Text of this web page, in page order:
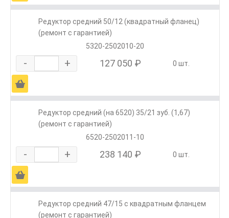
Редуктор средний 50/12 (квадратный фланец)
(ремонт с гарантией)
5320-2502010-20
- + 127 050 ₽ 0 шт.
Ä
Редуктор средний (на 6520) 35/21 зуб. (1,67)
(ремонт с гарантией)
6520-2502011-10
- + 238 140 ₽ 0 шт.
Ä
Редуктор средний 47/15 с квадратным фланцем
(ремонт с гарантией)